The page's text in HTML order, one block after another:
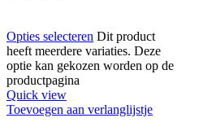
Opties selecteren Dit product
heeft meerdere variaties. Deze
optie kan gekozen worden op de
productpagina
Quick view
Toevoegen aan verlanglijstje